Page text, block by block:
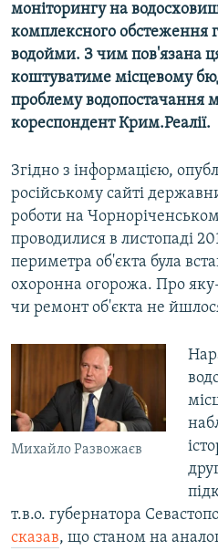
моніторингу на
комплексного обстеження
водойми. З чим пов'язана
коштуватиме місцевому
проблему водопостачання
кореспондент Крим.Реалії.
Згідно з інформацією,
російському сайті
роботи на
проводилися в листопаді
периметра об'єкта була
охоронна огорожа. Про
чи ремонт об'єкта не
Михайло Развожаєв
т.в.о. губернатора
сказав, що станом на